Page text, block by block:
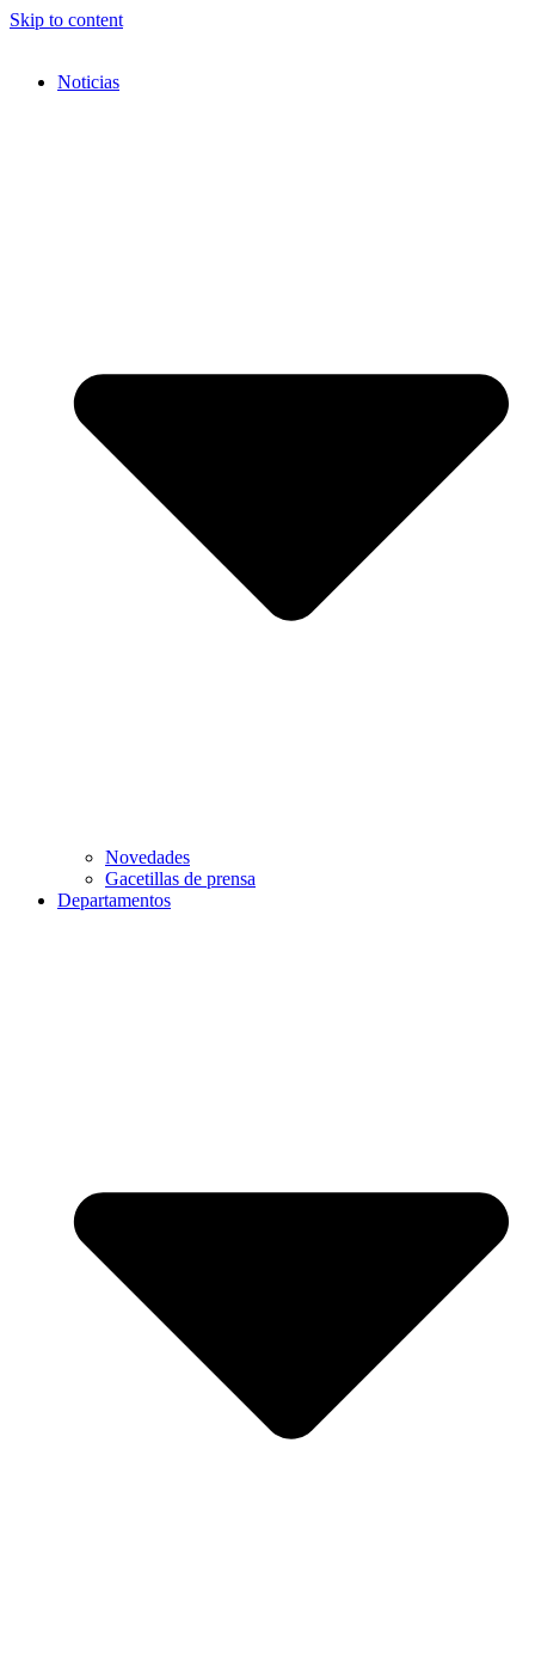
Skip to content
Noticias
Novedades
Gacetillas de prensa
Departamentos